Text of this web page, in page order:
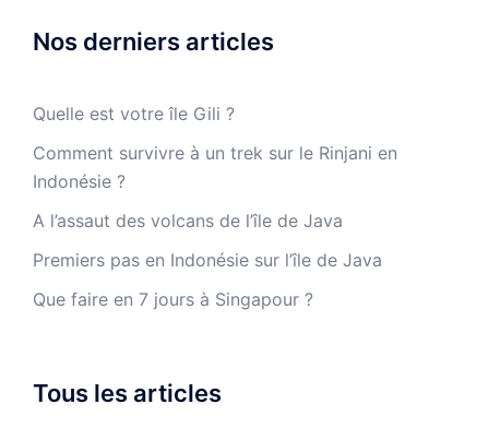
Nos derniers articles
Quelle est votre île Gili ?
Comment survivre à un trek sur le Rinjani en
Indonésie ?
A l’assaut des volcans de l’île de Java
Premiers pas en Indonésie sur l’île de Java
Que faire en 7 jours à Singapour ?
Tous les articles